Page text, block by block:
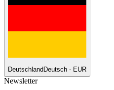
DeutschlandDeutsch - EUR
Newsletter